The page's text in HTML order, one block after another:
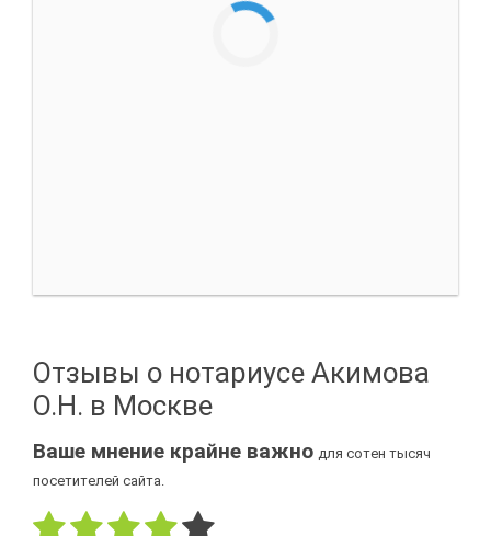
Отзывы о нотариусе Акимова
О.Н. в Москве
Ваше мнение крайне важно для сотен тысяч
посетителей сайта.